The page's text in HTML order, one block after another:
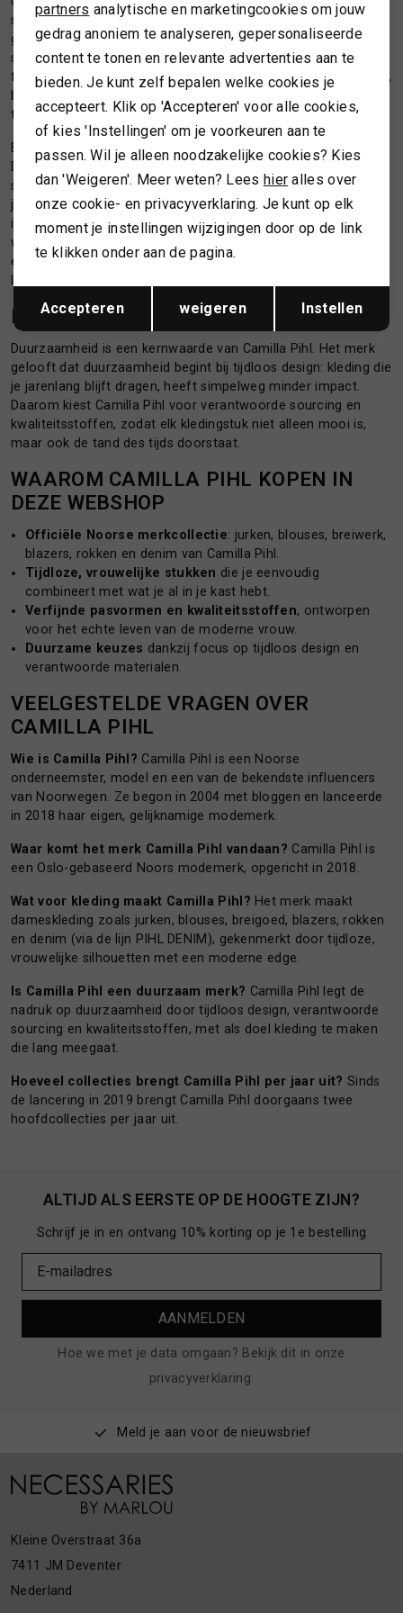
speelse vrouwelijkheid. Denk aan cleane lijnen, zorgvuldig
gekozen stoffen en tijdloze silhouetten die seizoen na
seizoen relevant blijven. In plaats van snelle trends te volgen,
focust Camilla Pihl op essentiële basisstukken: jurken, blouses,
breigoed, blazers en denim die je makkelijk kunt combineren
tot een compleet, gebalanceerde garderobe.
Binnen het merk neemt PIHL DENIM
een speciale plek in.
Deze lijn draait om flatterende pasvormen, hoogwaardige
stoffen en verfijnde details, met als doel dat elke vrouw een
jeans vindt die aanvoelt alsof hij speciaal voor haar gemaakt
is. Daarnaast brengt Camilla Pihl ook een sieradenlijn uit,
waarmee het merk uitgroeit tot meer dan alleen kleding: het is
een lifestyle-universum voor vrouwen die bewust en stijlvol
DUURZAAMHEID EN TIJDLOOS DESIGN
Duurzaamheid is een kernwaarde van Camilla Pihl. Het merk
gelooft dat duurzaamheid begint bij tijdloos design: kleding die
je jarenlang blijft dragen, heeft simpelweg minder impact.
Daarom kiest Camilla Pihl voor verantwoorde sourcing en
kwaliteitsstoffen, zodat elk kledingstuk niet alleen mooi is,
maar ook de tand des tijds doorstaat.
WAAROM CAMILLA PIHL KOPEN IN
DEZE WEBSHOP
Officiële Noorse merkcollectie: jurken, blouses, breiwerk,
blazers, rokken en denim van Camilla Pihl.
Tijdloze, vrouwelijke stukken die je eenvoudig
combineert met wat je al in je kast hebt.
Verfijnde pasvormen en kwaliteitsstoffen, ontworpen
voor het echte leven van de moderne vrouw.
Duurzame keuzes dankzij focus op tijdloos design en
verantwoorde materialen.
VEELGESTELDE VRAGEN OVER
CAMILLA PIHL
Wie is Camilla Pihl? Camilla Pihl is een Noorse
onderneemster, model en een van de bekendste influencers
van Noorwegen. Ze begon in 2004 met bloggen en lanceerde
in 2018 haar eigen, gelijknamige modemerk.
Waar komt het merk Camilla Pihl vandaan? Camilla Pihl is
een Oslo-gebaseerd Noors modemerk, opgericht in 2018.
Wat voor kleding maakt Camilla Pihl? Het merk maakt
dameskleding zoals jurken, blouses, breigoed, blazers, rokken
en denim (via de lijn PIHL DENIM), gekenmerkt door tijdloze,
vrouwelijke silhouetten met een moderne edge.
Is Camilla Pihl een duurzaam merk? Camilla Pihl legt de
nadruk op duurzaamheid door tijdloos design, verantwoorde
sourcing en kwaliteitsstoffen, met als doel kleding te maken
die lang meegaat.
Hoeveel collecties brengt Camilla Pihl per jaar uit? Sinds
de lancering in 2019 brengt Camilla Pihl doorgaans twee
hoofdcollecties per jaar uit.
ALTIJD ALS EERSTE OP DE HOOGTE ZIJN?
Schrijf je in en ontvang 10% korting op je 1e bestelling
AANMELDEN
Hoe we met je data omgaan? Bekijk dit in onze
privacyverklaring.
Meld je aan voor de nieuwsbrief
Kleine Overstraat 36a
7411 JM Deventer
Nederland
Terug Opslaan
partners analytische en marketingcookies om jouw
gedrag anoniem te analyseren, gepersonaliseerde
content te tonen en relevante advertenties aan te
bieden. Je kunt zelf bepalen welke cookies je
accepteert. Klik op 'Accepteren' voor alle cookies,
of kies 'Instellingen' om je voorkeuren aan te
passen. Wil je alleen noodzakelijke cookies? Kies
dan 'Weigeren'. Meer weten? Lees hier alles over
onze cookie- en privacyverklaring. Je kunt op elk
moment je instellingen wijzigingen door op de link
te klikken onder aan de pagina.
Accepteren weigeren Instellen